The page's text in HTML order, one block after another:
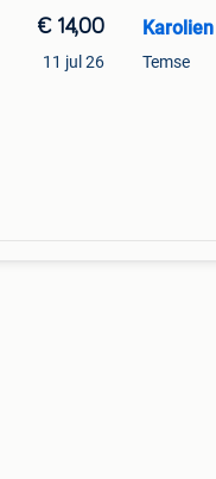
€ 14,00
11 jul 26
Karolien
Temse